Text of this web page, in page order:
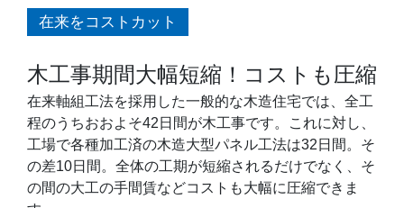
在来をコストカット
木工事期間大幅短縮！コストも圧縮
在来軸組工法を採用した一般的な木造住宅では、全工
程のうちおおよそ42日間が木工事です。これに対し、
工場で各種加工済の木造大型パネル工法は32日間。そ
の差10日間。全体の工期が短縮されるだけでなく、そ
の間の大工の手間賃などコストも大幅に圧縮できま